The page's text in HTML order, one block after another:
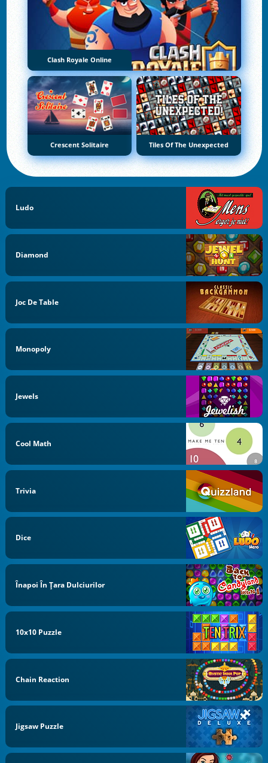
Clash Royale Online
Crescent Solitaire Tiles Of The Unexpected
Ludo
Diamond
Joc De Table
Monopoly
Jewels
Cool Math
Trivia
Dice
Înapoi În Țara Dulciurilor
10x10 Puzzle
Chain Reaction
Jigsaw Puzzle